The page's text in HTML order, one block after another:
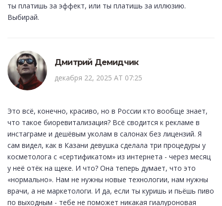
ты платишь за эффект, или ты платишь за иллюзию.
Выбирай.
Дмитрий Демидчик
декабря 22, 2025 AT 07:25
Это всё, конечно, красиво, но в России кто вообще знает,
что такое биоревитализация? Всё сводится к рекламе в
инстаграме и дешёвым уколам в салонах без лицензий. Я
сам видел, как в Казани девушка сделала три процедуры у
косметолога с «сертификатом» из интернета - через месяц
у неё отёк на щеке. И что? Она теперь думает, что это
«нормально». Нам не нужны новые технологии, нам нужны
врачи, а не маркетологи. И да, если ты куришь и пьёшь пиво
по выходным - тебе не поможет никакая гиалуроновая